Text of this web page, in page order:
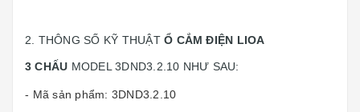
2. THÔNG SỐ KỸ THUẬTỔ CẮM ĐIỆN LIOA
3 CHẤU MODEL 3DND3.2.10 NHƯ SAU:
- Mã sản phẩm: 3DND3.2.10